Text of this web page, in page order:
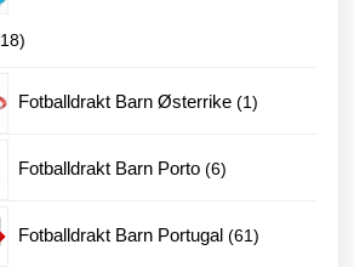
1818
produkter
Fotballdrakt Barn Østerrike 11
Fotballdrakt Barn Porto 66
Fotballdrakt Barn Portugal 6161